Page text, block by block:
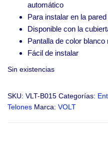
automático
Para instalar en la
Disponible con la
Pantalla de color blanco
Fácil de instalar
Sin existencias
SKU: VLT-B015 Categorías:
Telones Marca: VOLT